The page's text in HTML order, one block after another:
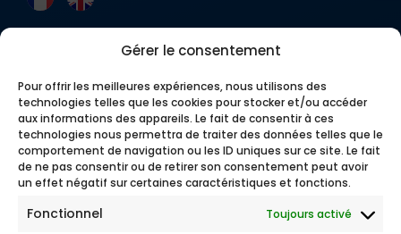
Gérer le consentement
Pour offrir les meilleures expériences, nous utilisons des
technologies telles que les cookies pour stocker et/ou accéder
aux informations des appareils. Le fait de consentir à ces
technologies nous permettra de traiter des données telles que le
comportement de navigation ou les ID uniques sur ce site. Le fait
de ne pas consentir ou de retirer son consentement peut avoir
un effet négatif sur certaines caractéristiques et fonctions.
Fonctionnel Toujours activé